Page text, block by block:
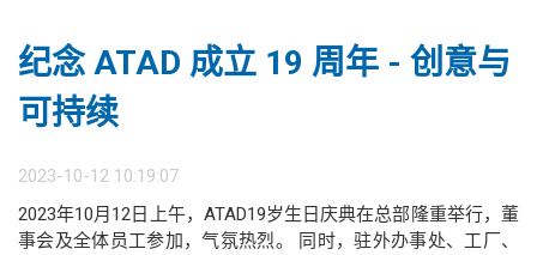
纪念 ATAD 成立 19 周年 - 创意与
可持续
2023-10-12 10:19:07
2023年10月12日上午，ATAD19岁生日庆典在总部隆重举行，董
事会及全体员工参加，气氛热烈。 同时，驻外办事处、工厂、